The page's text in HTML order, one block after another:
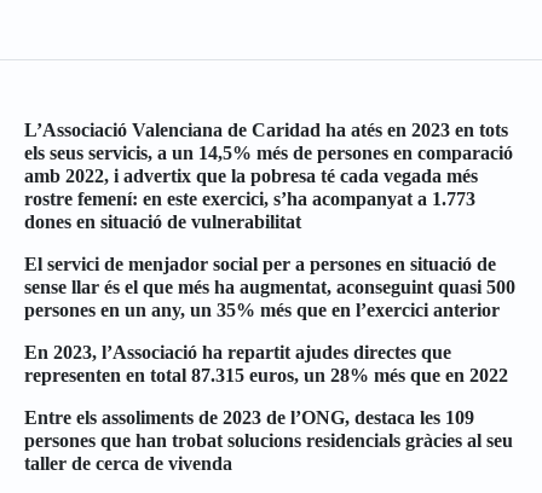
L’Associació Valenciana de Caridad ha atés en 2023 en tots
els seus servicis, a un 14,5% més de persones en comparació
amb 2022, i advertix que la pobresa té cada vegada més
rostre femení: en este exercici, s’ha acompanyat a 1.773
dones en situació de vulnerabilitat
El servici de menjador social per a persones en situació de
sense llar és el que més ha augmentat, aconseguint quasi 500
persones en un any, un 35% més que en l’exercici anterior
En 2023, l’Associació ha repartit ajudes directes que
representen en total 87.315 euros, un 28% més que en 2022
Entre els assoliments de 2023 de l’ONG, destaca les 109
persones que han trobat solucions residencials gràcies al seu
taller de cerca de vivenda